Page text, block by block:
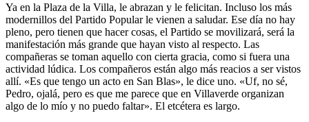
Ya en la Plaza de la Villa, le abrazan y le felicitan. Incluso los más
modernillos del Partido Popular le vienen a saludar. Ese día no hay
pleno, pero tienen que hacer cosas, el Partido se movilizará, será la
manifestación más grande que hayan visto al respecto. Las
compañeras se toman aquello con cierta gracia, como si fuera una
actividad lúdica. Los compañeros están algo más reacios a ser vistos
allí. «Es que tengo un acto en San Blas», le dice uno. «Uf, no sé,
Pedro, ojalá, pero es que me parece que en Villaverde organizan
algo de lo mío y no puedo faltar». El etcétera es largo.